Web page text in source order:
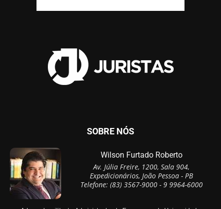
SOBRE NÓS
Wilson Furtado Roberto
Av. Júlia Freire, 1200, Sala 904,
Expedicionários, João Pessoa - PB
Telefone: (83) 3567-9000 - 9 9964-6000